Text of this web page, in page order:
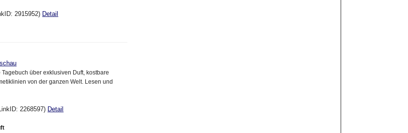
2915952) Detail
über exklusiven Duft, kostbare
von der ganzen Welt. Lesen und
2268597) Detail